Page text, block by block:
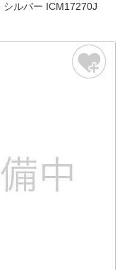
シルバー ICM17270J